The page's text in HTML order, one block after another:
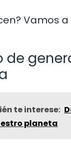
Vamos a
de
te interese:
planeta